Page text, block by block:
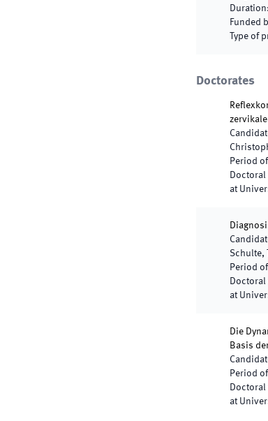
Duration:
Funded
Type of
Doctorates
Period
at
Schulte,
Period
at
Die
Basis
Period
at